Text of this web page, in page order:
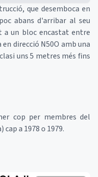
que desemboca en
abans d'arribar al seu
a un bloc encastat entre
direcció N50O amb una
uns 5 metres més fins
cop per membres del
cap a 1978 o 1979.